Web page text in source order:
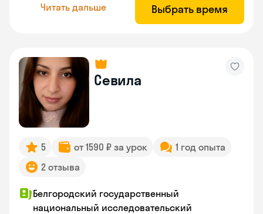
Читать дальше Выбрать время
Севила
5 от 1590 ₽ за урок
1 год опыта
2 отзыва
Белгородский государственный
национальный исследовательский